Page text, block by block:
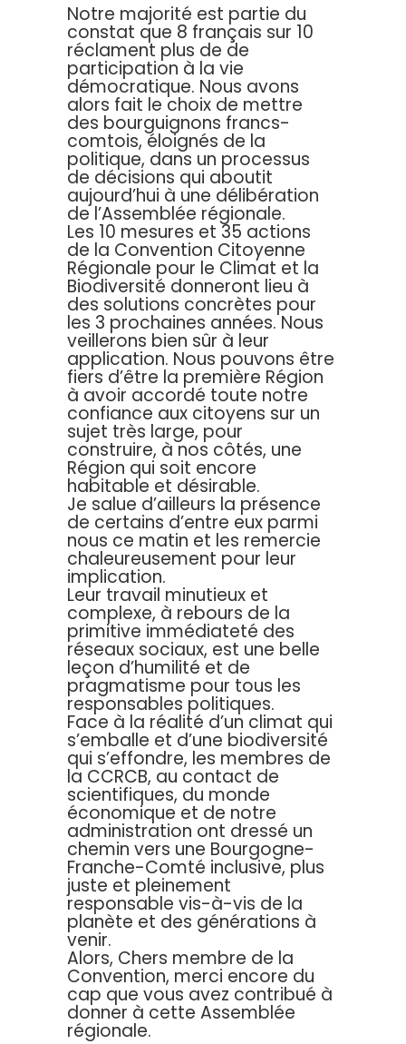
Notre majorité est partie du
constat que 8 français sur 10
réclament plus de de
participation à la vie
démocratique. Nous avons
alors fait le choix de mettre
des bourguignons francs-
comtois, éloignés de la
politique, dans un processus
de décisions qui aboutit
aujourd’hui à une délibération
de l’Assemblée régionale.
Les 10 mesures et 35 actions
de la Convention Citoyenne
Régionale pour le Climat et la
Biodiversité donneront lieu à
des solutions concrètes pour
les 3 prochaines années. Nous
veillerons bien sûr à leur
application. Nous pouvons être
fiers d’être la première Région
à avoir accordé toute notre
confiance aux citoyens sur un
sujet très large, pour
construire, à nos côtés, une
Région qui soit encore
habitable et désirable.
Je salue d’ailleurs la présence
de certains d’entre eux parmi
nous ce matin et les remercie
chaleureusement pour leur
implication.
Leur travail minutieux et
complexe, à rebours de la
primitive immédiateté des
réseaux sociaux, est une belle
leçon d’humilité et de
pragmatisme pour tous les
responsables politiques.
Face à la réalité d’un climat qui
s’emballe et d’une biodiversité
qui s’effondre, les membres de
la CCRCB, au contact de
scientifiques, du monde
économique et de notre
administration ont dressé un
chemin vers une Bourgogne-
Franche-Comté inclusive, plus
juste et pleinement
responsable vis-à-vis de la
planète et des générations à
venir.
Alors, Chers membre de la
Convention, merci encore du
cap que vous avez contribué à
donner à cette Assemblée
régionale.